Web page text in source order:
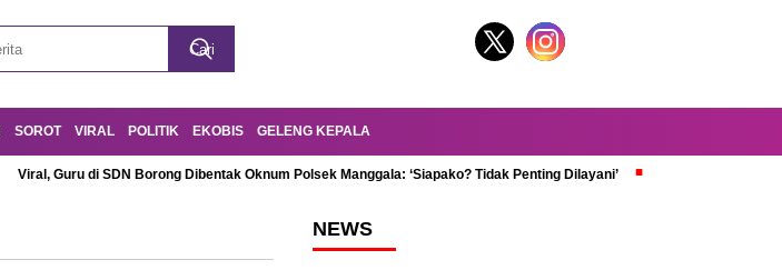
SOROT VIRAL POLITIK EKOBIS GELENG KEPALA
Viral, Guru di SDN Borong Dibentak Oknum Polsek Manggala: ‘Siapako? Tidak Penting Dilayani’
NEWS